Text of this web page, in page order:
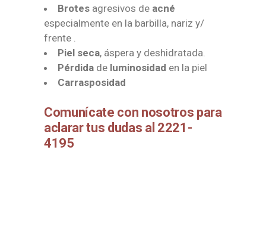
Brotes agresivos de acné
especialmente en la barbilla, nariz y/
frente .
Piel seca, áspera y deshidratada.
Pérdida de luminosidad en la piel
Carrasposidad
Comunícate con nosotros para
aclarar tus dudas al 2221-
4195